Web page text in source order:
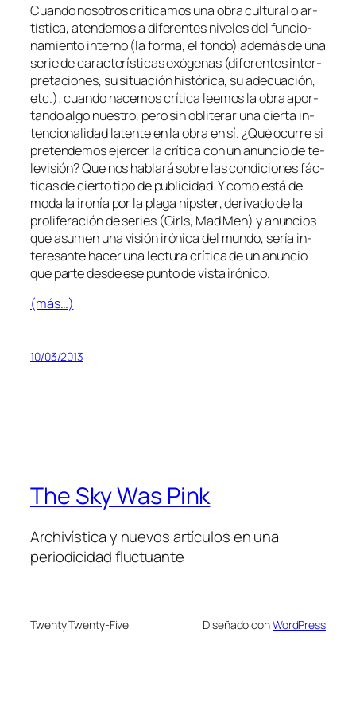
Cuando no­so­tros cri­ti­ca­mos una obra cul­tu­ral o ar­
tís­ti­ca, aten­de­mos a di­fe­ren­tes ni­ve­les del fun­cio­
na­mien­to in­terno (la for­ma, el fon­do) ade­más de una
se­rie de ca­rac­te­rís­ti­cas exóge­nas (di­fe­ren­tes in­ter­
pre­ta­cio­nes, su si­tua­ción his­tó­ri­ca, su ade­cua­ción,
etc.); cuan­do ha­ce­mos crí­ti­ca lee­mos la obra apor­
tan­do al­go nues­tro, pe­ro sin obli­te­rar una cier­ta in­
ten­cio­na­li­dad la­ten­te en la obra en sí. ¿Qué ocu­rre si
pre­ten­de­mos ejer­cer la crí­ti­ca con un anun­cio de te­
le­vi­sión? Que nos ha­bla­rá so­bre las con­di­cio­nes fác­
ti­cas de cier­to ti­po de pu­bli­ci­dad. Y co­mo es­tá de
mo­da la iro­nía por la pla­ga hips­ter, de­ri­va­do de la
pro­li­fe­ra­ción de se­ries (Girls, Mad Men) y anun­cios
que asu­men una vi­sión iró­ni­ca del mun­do, se­ría in­
tere­san­te ha­cer una lec­tu­ra crí­ti­ca de un anun­cio
que par­te des­de ese pun­to de vis­ta irónico.
(más…)
10/03/2013
The Sky Was Pink
Archivística y nuevos artículos en una
periodicidad fluctuante
Twenty Twenty-Five Diseñado conWordPress